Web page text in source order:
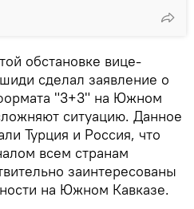
обстановке вице-
сделал заявление о
"3+3" на Южном
ситуацию. Данное
Турция и Россия, что
всем странам
заинтересованы
на Южном Кавказе.